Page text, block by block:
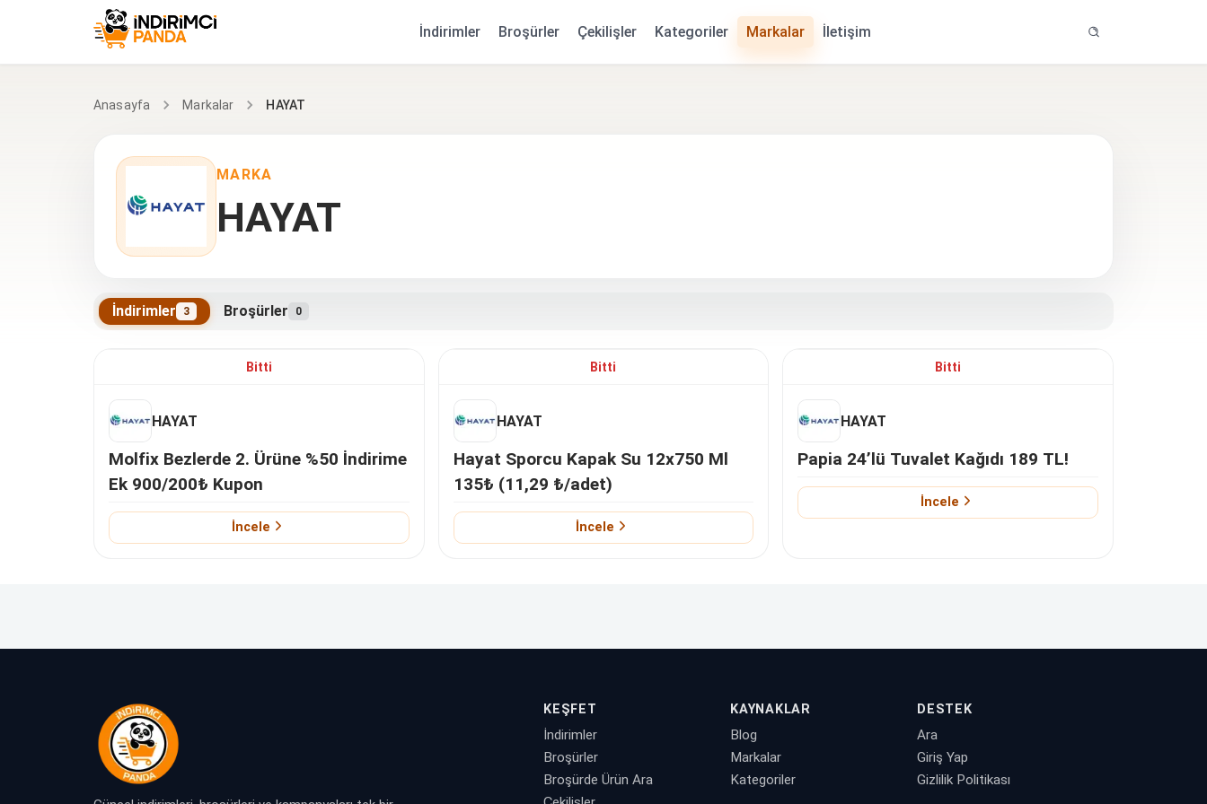
İndirimler Broşürler Çekilişler Kategoriler Markalar İletişim
Anasayfa Markalar HAYAT
MARKA
HAYAT
İndirimler 3 Broşürler 0
HAYAT indirimleri
Bitti
HAYAT
Molfix Bezlerde 2. Ürüne %50 İndirime
Ek 900/200₺ Kupon
İncele
Bitti
HAYAT
Hayat Sporcu Kapak Su 12x750 Ml
135₺ (11,29 ₺/adet)
İncele
Bitti
HAYAT
Papia 24’lü Tuvalet Kağıdı 189 TL!
İncele
KEŞFET
İndirimler
Broşürler
Broşürde Ürün Ara
KAYNAKLAR
Blog
Markalar
Kategoriler
DESTEK
Ara
Giriş Yap
Gizlilik Politikası